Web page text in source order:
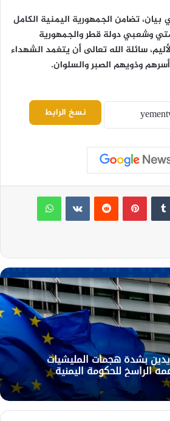
بيان، تضامن الجمهورية اليمنية الكامل
وشعبي دولة قطر والجمهورية
سائلة الله تعالى أن يتغمد الشهداء
وذويهم الصبر والسلوان.
نسخ الرابط
بينتيريست
واتساب
يدين بشدة هجمات المليشيات
الراسخ للحكومة اليمنية